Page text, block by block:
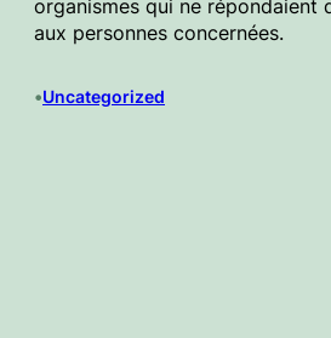
organismes qui ne répondaient
aux personnes concernées.
•Uncategorized